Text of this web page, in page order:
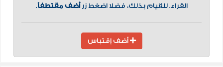
القراء. للقيام بذلك، فضلا اضغط زرأضف مقتطفاً.
أضف إقتباس